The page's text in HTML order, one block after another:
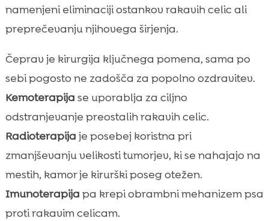
namenjeni eliminaciji ostankov rakavih celic ali
preprečevanju njihovega širjenja.
Čeprav je kirurgija ključnega pomena, sama po
sebi pogosto ne zadošča za popolno ozdravitev.
Kemoterapija se uporablja za ciljno
odstranjevanje preostalih rakavih celic.
Radioterapija je posebej koristna pri
zmanjševanju velikosti tumorjev, ki se nahajajo na
mestih, kamor je kirurški poseg otežen.
Imunoterapija pa krepi obrambni mehanizem psa
proti rakavim celicam.